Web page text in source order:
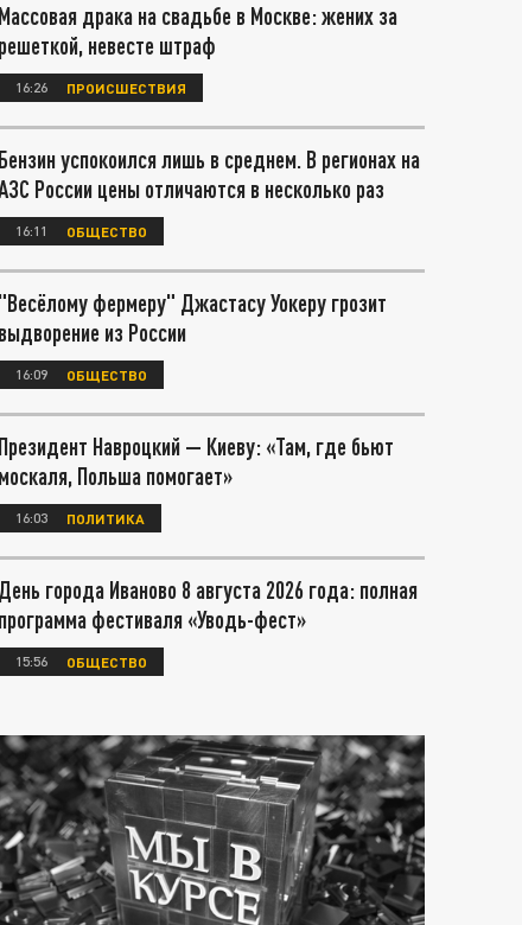
Массовая драка на свадьбе в Москве: жених за
решеткой, невесте штраф
16:26 ПРОИСШЕСТВИЯ
Бензин успокоился лишь в среднем. В регионах на
России цены отличаются в несколько раз
16:11 ОБЩЕСТВО
"Весёлому фермеру" Джастасу Уокеру грозит
выдворение из России
16:09 ОБЩЕСТВО
Президент Навроцкий — Киеву: «Там, где бьют
москаля, Польша помогает»
16:03 ПОЛИТИКА
День города Иваново 8 августа 2026 года: полная
программа фестиваля «Уводь-фест»
15:56 ОБЩЕСТВО